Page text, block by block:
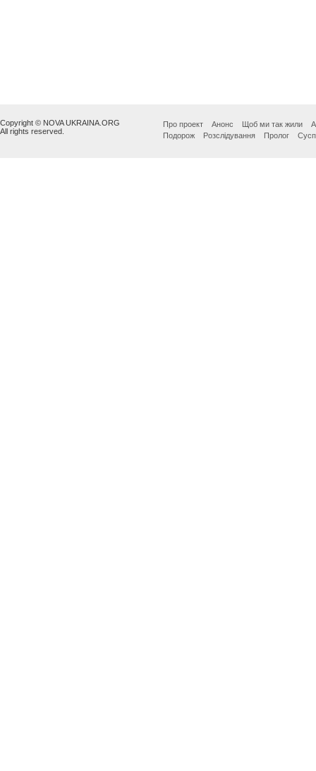
Copyright © NOVA UKRAINA.ORG
All rights reserved.
Про проект Анонс Щоб ми так жили
Подорож
Розслідування Пролог